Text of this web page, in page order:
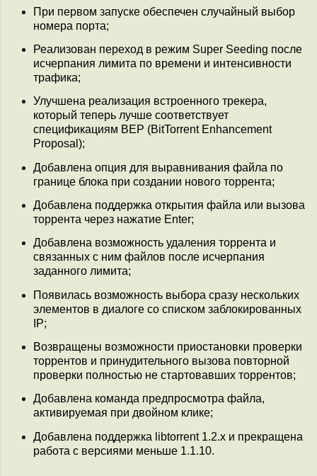
При первом запуске обеспечен случайный выбор
номера порта;
Реализован переход в режим Super Seeding после
исчерпания лимита по времени и интенсивности
трафика;
Улучшена реализация встроенного трекера,
который теперь лучше соответствует
спецификациям BEP (BitTorrent Enhancement
Proposal);
Добавлена опция для выравнивания файла по
границе блока при создании нового торрента;
Добавлена поддержка открытия файла или вызова
торрента через нажатие Enter;
Добавлена возможность удаления торрента и
связанных с ним файлов после исчерпания
заданного лимита;
Появилась возможность выбора сразу нескольких
элементов в диалоге со списком заблокированных
IP;
Возвращены возможности приостановки проверки
торрентов и принудительного вызова повторной
проверки полностью не стартовавших торрентов;
Добавлена команда предпросмотра файла,
активируемая при двойном клике;
Добавлена поддержка libtorrent 1.2.x и прекращена
работа с версиями меньше 1.1.10.